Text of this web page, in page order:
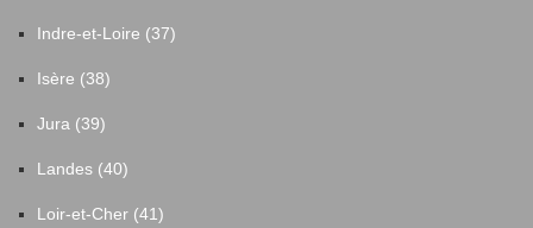
Indre-et-Loire (37)
Isère (38)
Jura (39)
Landes (40)
Loir-et-Cher (41)